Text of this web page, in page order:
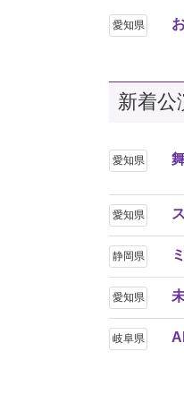
愛知県
新着公
愛知県
愛知県
静岡県
愛知県
岐阜県